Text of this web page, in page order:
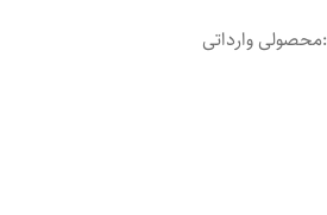
:محصولی وارداتی